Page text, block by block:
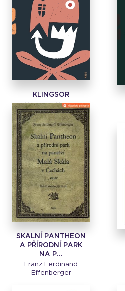
KLINGSOR
Hermann Hesse
SKALNÍ PANTHEON
A PŘÍRODNÍ PARK
NA P...
Franz Ferdinand
Effenberger